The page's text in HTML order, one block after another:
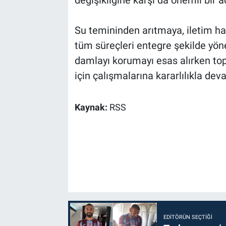
Su temininden arıtmaya, iletim
tüm süreçleri entegre şekilde
damlayı korumayı esas alırken
için çalışmalarına kararlılıkla
Kaynak: RSS
EDITÖRÜN SEÇTIĞI